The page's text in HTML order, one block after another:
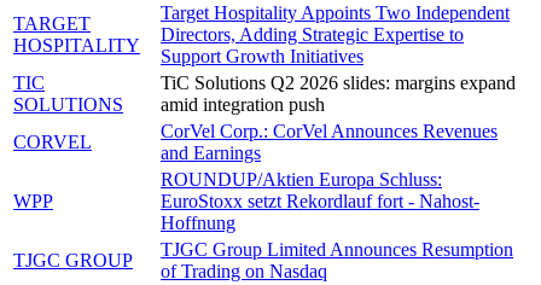
TARGET
HOSPITALITY
Target Hospitality Appoints Two Independent
Directors, Adding Strategic Expertise to
Support Growth Initiatives
TIC
SOLUTIONS
TiC Solutions Q2 2026 slides: margins expand
amid integration push
CORVEL
CorVel Corp.: CorVel Announces Revenues
and Earnings
WPP
ROUNDUP/Aktien Europa Schluss:
EuroStoxx setzt Rekordlauf fort - Nahost-
Hoffnung
TJGC GROUP
TJGC Group Limited Announces Resumption
of Trading on Nasdaq